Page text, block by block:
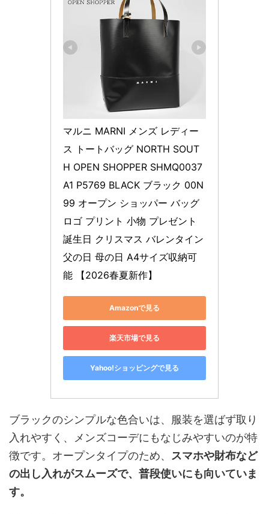
マルニ MARNI メンズ レディー
ス トートバッグ NORTH SOUT
H OPEN SHOPPER SHMQ0037
A1 P5769 BLACK ブラック 00N
99 オープン ショッパー バッグ
ロゴ プリント 小物 プレゼント
誕生日 クリスマス バレンタイン
父の日 母の日 A4サイズ収納可
能 【2026春夏新作】
Amazonで見る
楽天市場で見る
Yahoo!ショッピングで見る
ブラックのシンプルな色合いは、服装を選ばず取り
入れやすく、メンズコーデにもなじみやすいのが特
徴です。オープンタイプのため、 スマホや財布など
の出し入れがスムーズで、普段使いにも向いていま
す。